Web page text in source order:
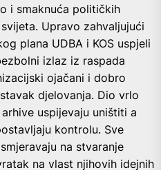
i smaknuća političkih
Upravo zahvaljujući
plana UDBA i KOS uspjeli
izlaz iz raspada
ojačani i dobro
djelovanja. Dio vrlo
uspijevaju uništiti a
kontrolu. Sve
na stvaranje
na vlast njihovih idejnih